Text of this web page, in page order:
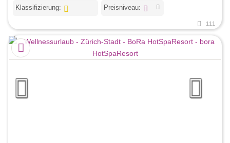
Klassifizierung: Preisniveau:
111